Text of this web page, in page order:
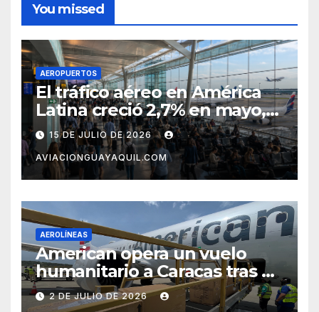
You missed
AEROPUERTOS
El tráfico aéreo en América
Latina creció 2,7% en mayo,
pero el mercado con EE.UU.
completa tres meses en
caída
15 DE JULIO DE 2026
AVIACIONGUAYAQUIL.COM
AEROLÍNEAS
American opera un vuelo
humanitario a Caracas tras el
terremoto en Venezuela
2 DE JULIO DE 2026